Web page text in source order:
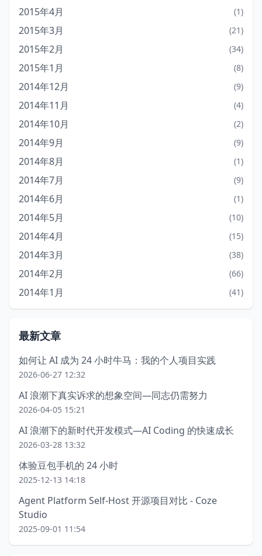
2015年4月 (1)
2015年3月 (21)
2015年2月 (34)
2015年1月 (8)
2014年12月 (9)
2014年11月 (4)
2014年10月 (2)
2014年9月 (9)
2014年8月 (1)
2014年7月 (9)
2014年6月 (1)
2014年5月 (10)
2014年4月 (15)
2014年3月 (38)
2014年2月 (66)
2014年1月 (41)
最新文章
如何让 AI 成为 24 小时牛马：我的个人项目实践
2026-06-27 12:32
AI 浪潮下真实诉求的想象空间—同志仍需努力
2026-04-05 15:21
AI 浪潮下的新时代开发模式—AI Coding 的快速成长
2026-03-28 13:32
体验豆包手机的 24 小时
2025-12-13 14:18
Agent Platform Self-Host 开源项目对比 - Coze
Studio
2025-09-01 11:54